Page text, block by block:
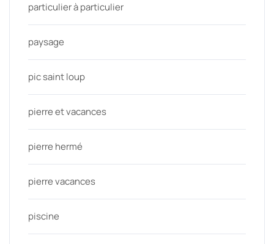
particulier à particulier
paysage
pic saint loup
pierre et vacances
pierre hermé
pierre vacances
piscine